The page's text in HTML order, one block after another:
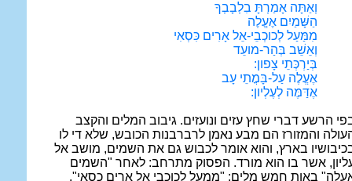
וְאַתָּה אָמַרְתָּ בִלְבָבְךָ
הַשָּׁמַיִם אֶעֱלֶה
מִמַּעַל לְכוכְבֵי-אֵל אָרִים כִּסְאִי
וְאֵשֵׁב בְּהַר-מועֵד
בְּיַרְכְּתֵי צָפון:
אֶעֱלֶה עַל-בָּמֳתֵי עָב
אֶדַּמֶּה לְעֶלְיון:
הרשע דברי שחץ עזים ונועזים. גיבוב המלים והקצב
והמזורז הם מבע נאמן לרברבנות הכובש, שלא די לו
בארץ, והוא אומר לכבוש גם את השמים, מושב אל
אשר בו הוא מורד. הפסוק מתרחב: לאחר "השמים
באות חמש מלים: "ממעל לכוכבי אל ארים כסאי".